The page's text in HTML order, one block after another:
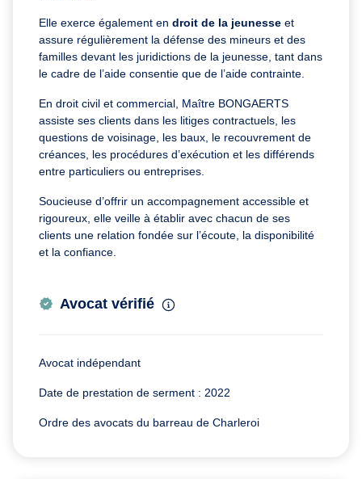
Elle exerce également en droit de la jeunesse et
assure régulièrement la défense des mineurs et des
familles devant les juridictions de la jeunesse, tant dans
le cadre de l’aide consentie que de l’aide contrainte.
En droit civil et commercial, Maître BONGAERTS
assiste ses clients dans les litiges contractuels, les
questions de voisinage, les baux, le recouvrement de
créances, les procédures d’exécution et les différends
entre particuliers ou entreprises.
Soucieuse d’offrir un accompagnement accessible et
rigoureux, elle veille à établir avec chacun de ses
clients une relation fondée sur l’écoute, la disponibilité
et la confiance.
Avocat vérifié
Avocat indépendant
Date de prestation de serment : 2022
Ordre des avocats du barreau de Charleroi